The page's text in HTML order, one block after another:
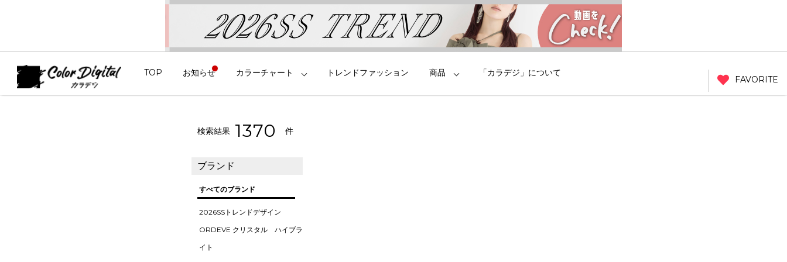
TOP お知らせ カラーチャート トレンドファッション 商品 「カラデジ」について
FAVORITE
検索結果 1370 件
ブランド
すべてのブランド
2026SSトレンドデザイン
ORDEVE クリスタル ハイブラ
イト